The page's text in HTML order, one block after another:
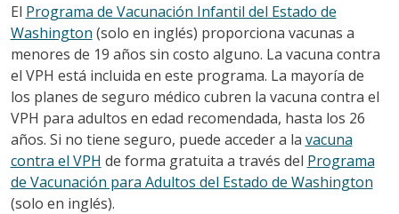
El Programa de Vacunación Infantil del Estado de
Washington (solo en inglés) proporciona vacunas a
menores de 19 años sin costo alguno. La vacuna contra
el VPH está incluida en este programa. La mayoría de
los planes de seguro médico cubren la vacuna contra el
VPH para adultos en edad recomendada, hasta los 26
años. Si no tiene seguro, puede acceder a la vacuna
contra el VPH de forma gratuita a través del Programa
de Vacunación para Adultos del Estado de Washington
(solo en inglés).